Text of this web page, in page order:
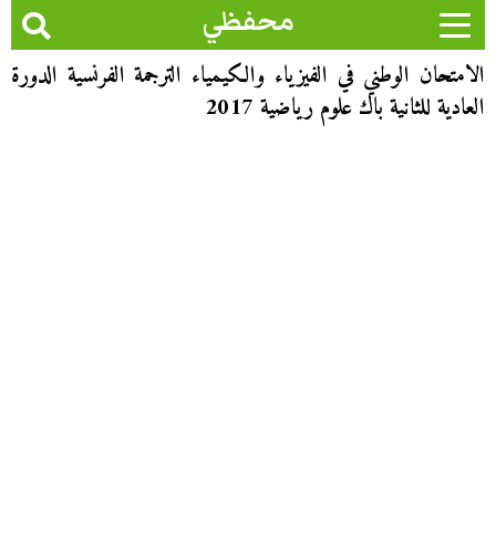
محفظي
الامتحان الوطني في الفيزياء والكيمياء الترجمة الفرنسية الدورة
العادية للثانية باك علوم رياضية 2017